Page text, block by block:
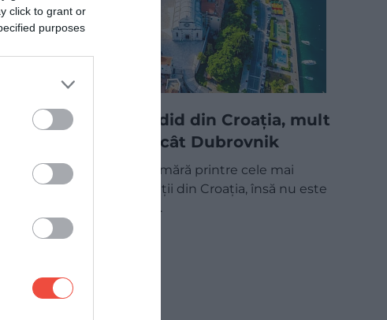
click to grant or
purposes
Orașul splendid din Croația, mult
mai ieftin decât Dubrovnik
Dubrovnik se numără printre cele mai
populare destinații din Croația, însă nu este
singurul oraș de…
DESTINAȚII